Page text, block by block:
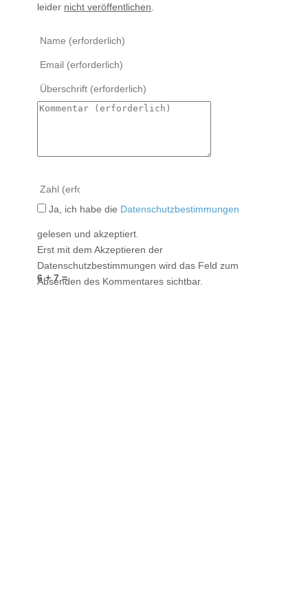
leider nicht veröffentlichen
6 + 7 =
Ja, ich habe die Datenschutzbestimmungen
gelesen und akzeptiert.
Erst mit dem Akzeptieren der
Datenschutzbestimmungen wird das Feld zum
Absenden des Kommentares sichtbar.